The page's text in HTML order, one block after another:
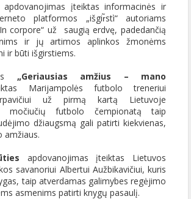
apdovanojimas įteiktas informacinės ir
platformos „išgir̃stì“ autoriams
corpore“ už saugią erdvę, padedančią
ir jų artimos aplinkos žmonėms
ir būti išgirstiems.
„Geriausias amžius – mano
Marijampolės futbolo treneriui
už pirmą kartą Lietuvoje
močiučių futbolo čempionatą taip
džiaugsmą gali patirti kiekvienas,
amžiaus.
apdovanojimas įteiktas Lietuvos
savanoriui Albertui Aužbikavičiui, kuris
taip atverdamas galimybes regėjimo
asmenims patirti knygų pasaulį.